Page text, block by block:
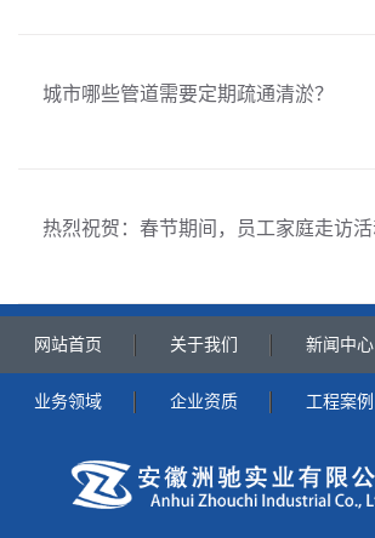
城市哪些管道需要定期疏通清淤？
网站首页 关于我们 新闻中心
业务领域 企业资质 工程案例